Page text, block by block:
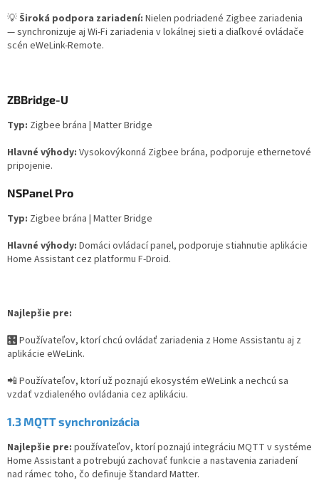
💡Široká podpora zariadení: Nielen podriadené Zigbee zariadenia
— synchronizuje aj Wi-Fi zariadenia v lokálnej sieti a diaľkové ovládače
scén eWeLink-Remote.
ZBBridge-U
Typ: Zigbee brána | Matter Bridge
Hlavné výhody: Vysokovýkonná Zigbee brána, podporuje ethernetové
pripojenie.
NSPanel Pro
Typ: Zigbee brána | Matter Bridge
Hlavné výhody: Domáci ovládací panel, podporuje stiahnutie aplikácie
Home Assistant cez platformu F-Droid.
Najlepšie pre:
🎛️Používateľov, ktorí chcú ovládať zariadenia z Home Assistantu aj z
aplikácie eWeLink.
📲 Používateľov, ktorí už poznajú ekosystém eWeLink a nechcú sa
vzdať vzdialeného ovládania cez aplikáciu.
1.3 MQTT synchronizácia
Najlepšie pre: používateľov, ktorí poznajú integráciu MQTT v systéme
Home Assistant a potrebujú zachovať funkcie a nastavenia zariadení
nad rámec toho, čo definuje štandard Matter.